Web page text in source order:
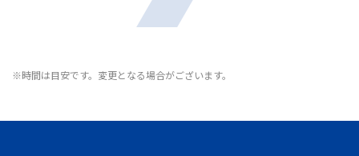
※時間は目安です。変更となる場合がございます。